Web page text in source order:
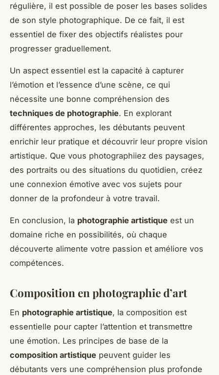
régulière, il est possible de poser les bases solides
de son style photographique. De ce fait, il est
essentiel de fixer des objectifs réalistes pour
progresser graduellement.
Un aspect essentiel est la capacité à capturer
l’émotion et l’essence d’une scène, ce qui
nécessite une bonne compréhension des
techniques de photographie. En explorant
différentes approches, les débutants peuvent
enrichir leur pratique et découvrir leur propre vision
artistique. Que vous photographiiez des paysages,
des portraits ou des situations du quotidien, créez
une connexion émotive avec vos sujets pour
donner de la profondeur à votre travail.
En conclusion, la photographie artistique est un
domaine riche en possibilités, où chaque
découverte alimente votre passion et améliore vos
compétences.
Composition en photographie d’art
En photographie artistique, la composition est
essentielle pour capter l’attention et transmettre
une émotion. Les principes de base de la
composition artistique peuvent guider les
débutants vers une compréhension plus profonde